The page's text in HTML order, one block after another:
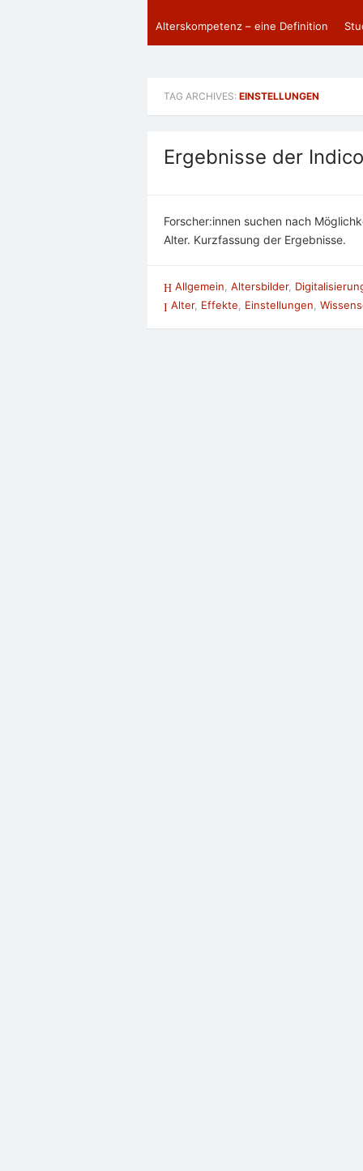
Alterskompetenz – eine Definition
TAG ARCHIVES: EINSTELLUNGEN
Ergebnisse der
Forscher:innen suchen nach
Alter. Kurzfassung der Ergebnisse.
Allgemein Altersbilder,
Alter, Effekte, Einstellungen,